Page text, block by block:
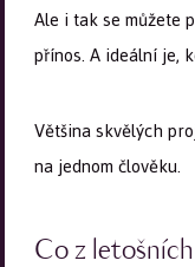
Ale i tak se můžete
přínos. A ideální je,
Většina skvělých
na jednom člověku.
Co z